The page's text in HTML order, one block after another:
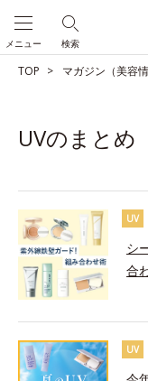
検索
メニュー
TOP マガジン（美容
UVのまとめ
UV
シ
合
UV